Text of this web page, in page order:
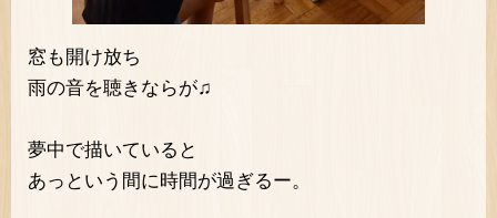
窓も開け放ち
雨の音を聴きならが♫
夢中で描いていると
あっという間に時間が過ぎるー。